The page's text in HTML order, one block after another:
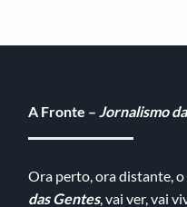
A Fronte – Jornalismo
Ora perto, ora distante, o
das Gentes, vai ver, vai